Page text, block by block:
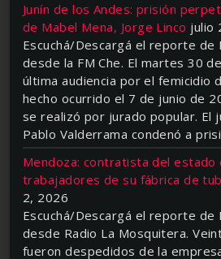
Junín de los Andes: prisión
de Mabel Mena, Jorge Linco julio
Escuchá/Descargá el reporte de
desde la FM Che. El martes 30
última audiencia por el femicidio
hecho ocurrido el 7 de junio de
se realizó por jurado popular. El
Pablo Valderrama condenó a
Mendoza: contratista del estado
trabajadores de su fábrica de
2, 2026
Escuchá/Descargá el reporte de
desde Radio La Mosquitera.
fueron despedidos de la